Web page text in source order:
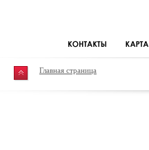
Главная страница